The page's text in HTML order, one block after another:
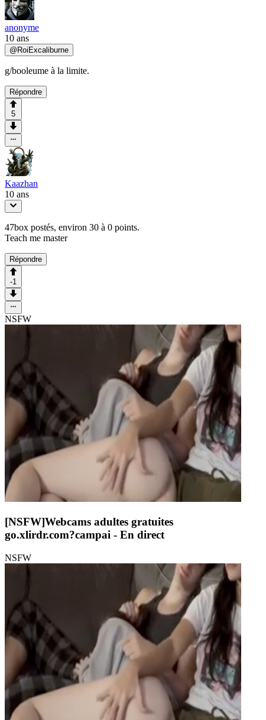
anonyme
10 ans
@ RoiExcaliburne
g/booleume à la limite.
Répondre
5
Kaazhan
10 ans
47box postés, environ 30 à 0 points.
Teach me master
Répondre
-1
NSFW
[NSFW]Webcams adultes gratuites
go.xlirdr.com?campai - En direct
NSFW